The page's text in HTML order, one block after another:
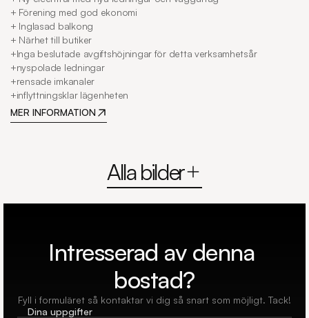
+ Förening med god ekonomi
+ Inglasad balkong
+ Närhet till butiker
+Inga beslutade avgiftshöjningar för detta verksamhetsår
+nyspolade ledningar
+rensade imkanaler
+inflyttningsklar lägenheten
MER INFORMATION
Alla bilder
Intresserad av denna
bostad?
Fyll i formuläret så kontaktar vi dig så snart som möjligt. Tack!
Dina uppgifter